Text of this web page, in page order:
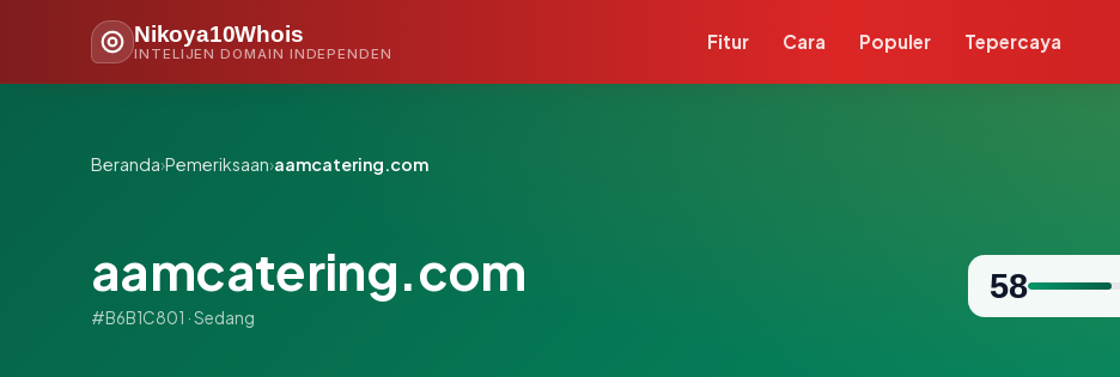
Nikoya10Whois
INTELIJEN DOMAIN INDEPENDEN
Fitur Cara Populer Tepercaya
Beranda›Pemeriksaan›aamcatering.com
aamcatering.com
#B6B1C801 · Sedang
58